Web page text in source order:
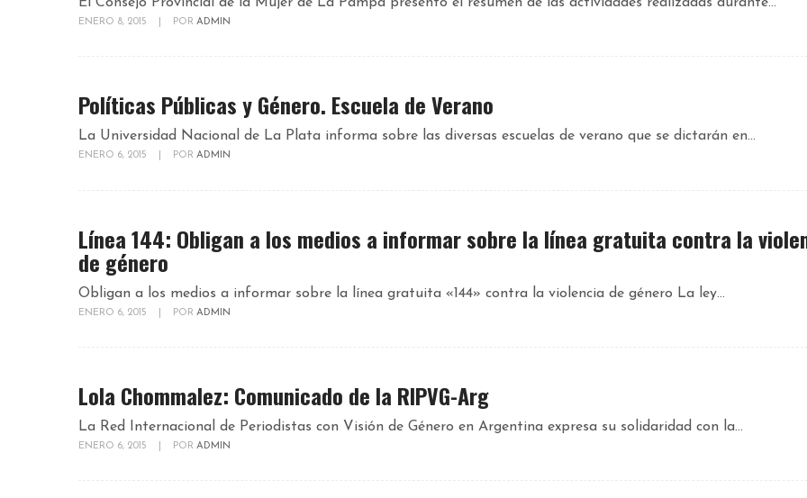
El Consejo Provincial de la Mujer de La Pampa presentó el resumen de las actividades realizadas durante...
ENERO 8, 2015 POR ADMIN
Políticas Públicas y Género. Escuela de Verano
La Universidad Nacional de La Plata informa sobre las diversas escuelas de verano que se dictarán en...
ENERO 6, 2015 POR ADMIN
Línea 144: Obligan a los medios a informar sobre la línea gratuita contra la
de género
Obligan a los medios a informar sobre la línea gratuita «144» contra la violencia de género La ley...
ENERO 6, 2015 POR ADMIN
Lola Chommalez: Comunicado de la RIPVG-Arg
La Red Internacional de Periodistas con Visión de Género en Argentina expresa su solidaridad con la...
ENERO 6, 2015 POR ADMIN